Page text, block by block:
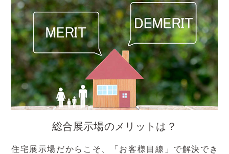
総合展示場のメリットは？
住宅展示場だからこそ、「お客様目線」で解決でき